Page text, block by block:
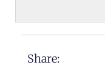
Share: